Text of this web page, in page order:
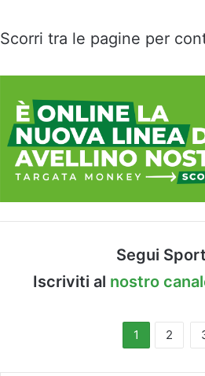
Scorri tra le pagine per
Segui
Iscriviti al nostro
1 2